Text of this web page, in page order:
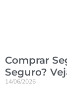
Comprar
Seguro?
14/06/2026